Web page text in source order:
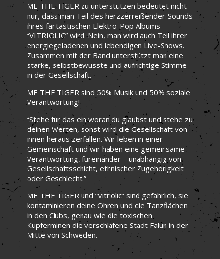
ME THE TIGER zu unterstützen bedeutet nicht
nur, dass man Teil des herzzerreißenden Sounds
ihres fantastischen Elektro-Pop Albums
“VITRIOLIC” wird. Nein, man wird auch Teil ihrer
energiegeladenen und lebendigen Live-Shows.
Zusammen mit der Band unterstützt man eine
starke, selbstbewusste und aufrichtige Stimme
in der Gesellschaft.
ME THE TIGER sind 50% Musik und 50% soziale
Verantwortung!
“Stehe für das ein woran du glaubst und stehe zu
deinen Werten, sonst wird die Gesellschaft von
innen heraus zerfallen. Wir leben in einer
Gemeinschaft und wir haben eine gemeinsame
Verantwortung, füreinander – unabhängig von
Gesellschaftsschicht, ethnischer Zugehörigkeit
oder Geschlecht.”
ME THE TIGER und “Vitriolic” sind gefährlich, sie
kontaminieren deine Ohren und die Tanzflächen
in den Clubs, genau wie die toxischen
Kupferminen die verschlafene Stadt Falun in der
Mitte von Schweden.